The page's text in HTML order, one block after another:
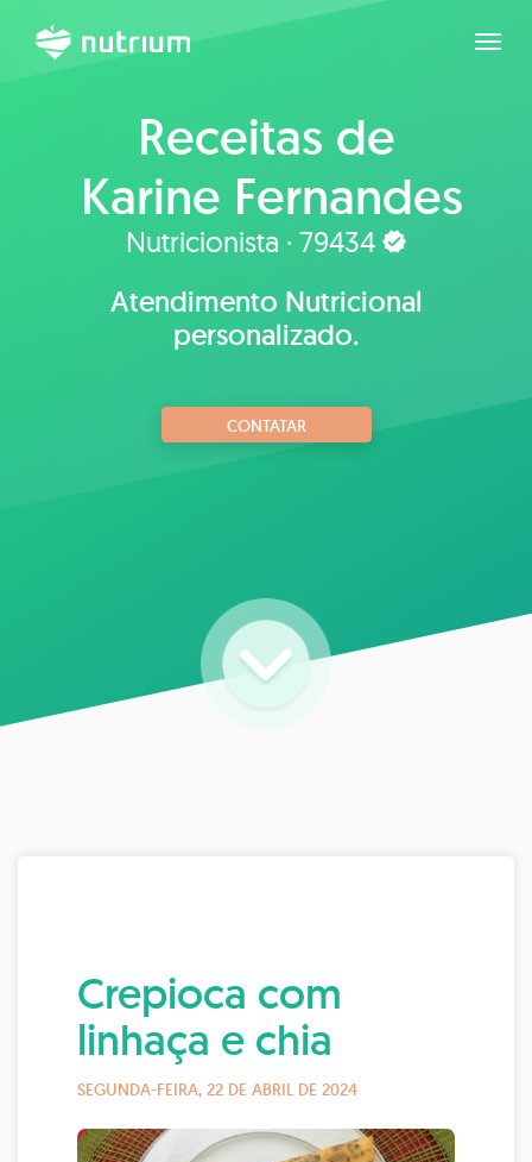
Receitas de
Karine Fernandes
Nutricionista · 79434
Atendimento Nutricional
personalizado.
CONTATAR
Crepioca com
linhaça e chia
SEGUNDA-FEIRA, 22 DE ABRIL DE 2024